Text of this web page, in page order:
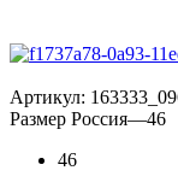
Артикул:
Размер Россия—46
46